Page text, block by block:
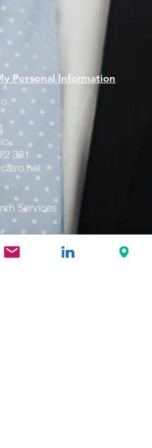
Personal Information
331
Services
C 133642 vedená u